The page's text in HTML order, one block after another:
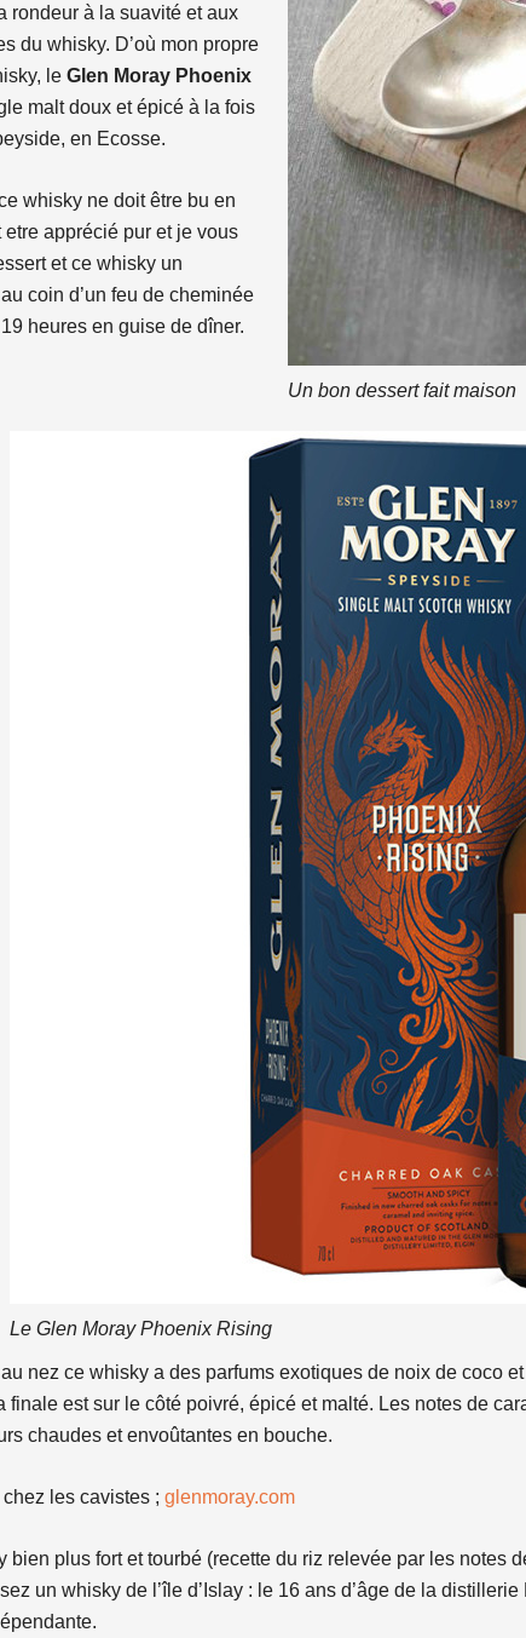
Un bon dessert fait maison
rondeur à la suavité et aux
du whisky. D’où mon propre
le Glen Moray Phoenix
malt doux et épicé à la fois
en Ecosse.
whisky ne doit être bu en
etre apprécié pur et je vous
et ce whisky un
coin d’un feu de cheminée
heures en guise de dîner.
Le Glen Moray Phoenix Rising
nez ce whisky a des parfums exotiques de noix de coco
finale est sur le côté poivré, épicé et malté. Les notes de
chaudes et envoûtantes en bouche.
les cavistes ; glenmoray.com
bien plus fort et tourbé (recette du riz relevée par les notes
un whisky de l’île d’Islay : le 16 ans d’âge de la